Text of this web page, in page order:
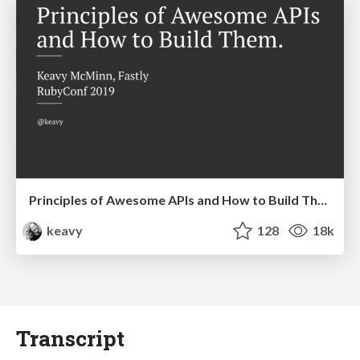
Principles of Awesome APIs and How to Build Them.
keavy
128 18k
Transcript